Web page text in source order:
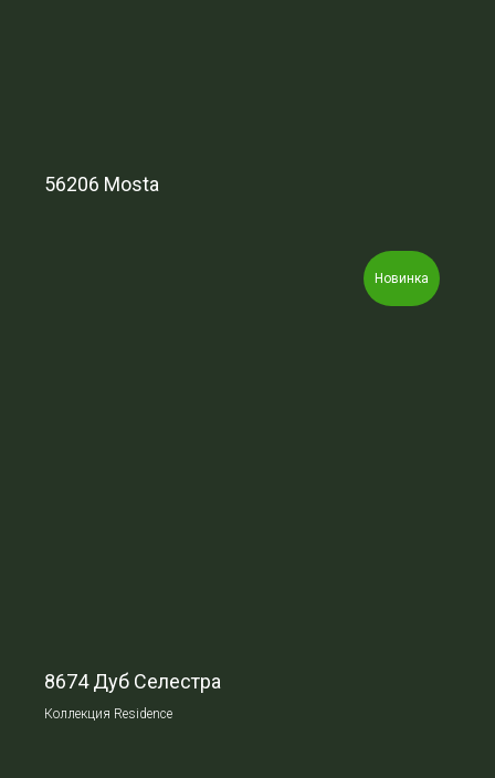
56206 Mosta
Новинка
8674 Дуб Селестра
Коллекция Residence